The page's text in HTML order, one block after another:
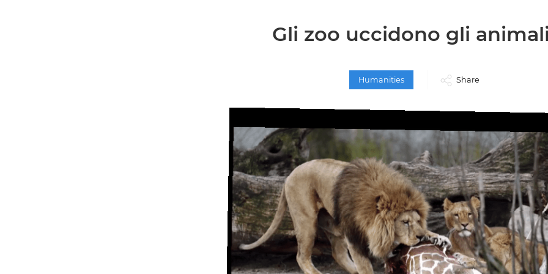
Gli zoo uccidono gli
Humanities Share